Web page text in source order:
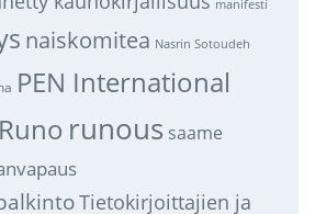
manifesti
naiskomitea Nasrin Sotoudeh
PEN International
Runo runous saame
Tietokirjoittajien ja